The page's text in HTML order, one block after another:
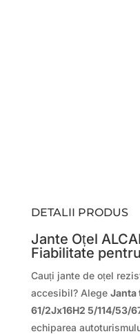
DETALII PRODUS
Jante Oțel
Fiabilitate
Cauți jante de oțel
accesibil? Alege Janta
61/2Jx16H2 5/114/53/
echiparea